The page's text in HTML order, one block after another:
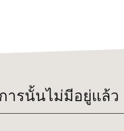
ารนั้นไม่มีอยู่แล้ว